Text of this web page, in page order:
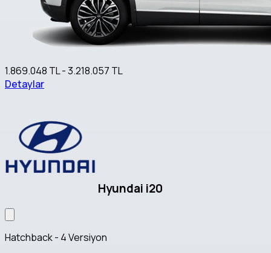
1.869.048 TL - 3.218.057 TL
Detaylar
Hyundai i20
Hatchback - 4 Versiyon